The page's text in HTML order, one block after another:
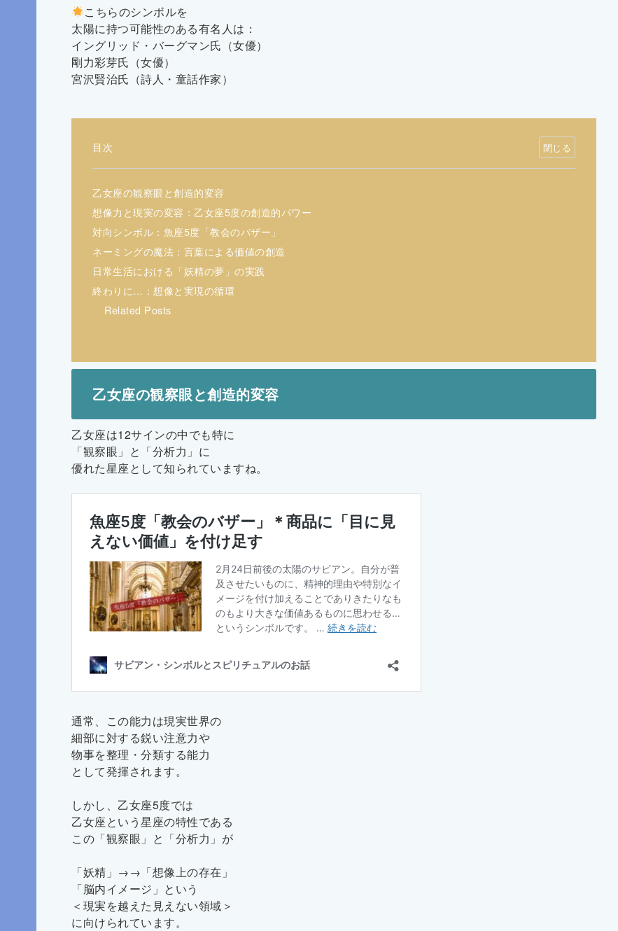
こちらのシンボルを
太陽に持つ可能性のある有名人は：
イングリッド・バーグマン氏（女優）
剛力彩芽氏（女優）
宮沢賢治氏（詩人・童話作家）
目次
乙女座の観察眼と創造的変容
想像力と現実の変容：乙女座5度の創造的パワー
対向シンボル：魚座5度「教会のバザー」
ネーミングの魔法：言葉による価値の創造
日常生活における「妖精の夢」の実践
終わりに…：想像と実現の循環
Related Posts
乙女座の観察眼と創造的変容
乙女座は12サインの中でも特に
「観察眼」と「分析力」に
優れた星座として知られていますね。
通常、この能力は現実世界の
細部に対する鋭い注意力や
物事を整理・分類する能力
として発揮されます。
しかし、乙女座5度では
乙女座という星座の特性である
この「観察眼」と「分析力」が
「妖精」→→「想像上の存在」
「脳内イメージ」という
＜現実を越えた見えない領域＞
に向けられています。